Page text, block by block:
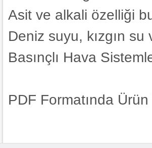
Asit ve alkali özelliği
Deniz suyu, kızgın su
Basınçlı Hava
PDF Formatında